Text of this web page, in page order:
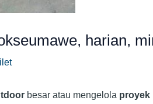
harian,
besar atau mengelola proyek